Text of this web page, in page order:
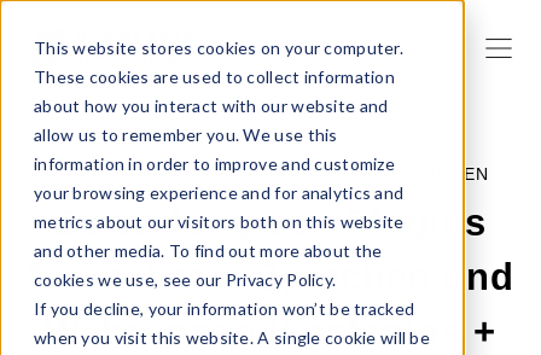
This website stores cookies on your computer.
These cookies are used to collect information
about how you interact with our website and
allow us to remember you. We use this
information in order to improve and customize
your browsing experience and for analytics and
metrics about our visitors both on this website
and other media. To find out more about the
cookies we use, see our Privacy Policy.
If you decline, your information won’t be tracked
when you visit this website. A single cookie will be
03.03.2026 19:44:39 |PRODUKTE VERKAUFEN
Bewertung von Plugins
für mehrere Sprachen und
Währungen (kostenlos +